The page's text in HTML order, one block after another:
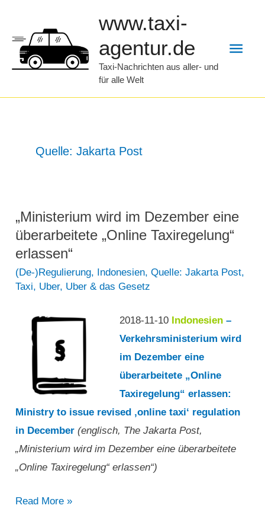
springen
www.taxi-
agentur.de
Taxi-Nachrichten aus aller- und
für alle Welt
Quelle: Jakarta Post
„Ministerium wird im Dezember eine
überarbeitete „Online Taxiregelung“
erlassen“
(De-)Regulierung, Indonesien,Quelle: Jakarta Post,
Taxi, Uber, Uber & das Gesetz
2018-11-10 Indonesien–
Verkehrsministerium wird
im Dezember eine
überarbeitete „Online
Taxiregelung“ erlassen:
Ministry to issue revised ‚online taxi‘ regulation
in December (englisch, The Jakarta Post,
„Ministerium wird im Dezember eine überarbeitete
„Online Taxiregelung“ erlassen“)
„Ministerium
Read More »